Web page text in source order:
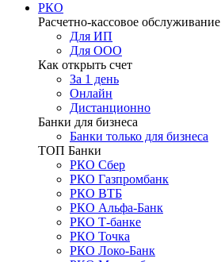
РКО
Расчетно-кассовое обслуживание
Для ИП
Для ООО
Как открыть счет
За 1 день
Онлайн
Дистанционно
Банки для бизнеса
Банки только для бизнеса
ТОП Банки
РКО Сбер
РКО Газпромбанк
РКО ВТБ
РКО Альфа-Банк
РКО Т-банке
РКО Точка
РКО Локо-Банк